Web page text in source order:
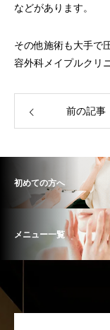
などがあります。
その他施術も大手で
容外科メイプルクリ
前の記事
初めての方へ
メニュー一覧